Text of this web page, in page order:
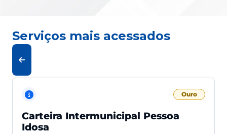
Serviços mais acessados
Ouro
Carteira Intermunicipal Pessoa
Idosa